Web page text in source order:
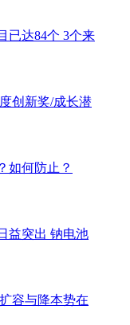
已达84个 3个来
创新奖/成长潜
如何防止？
益突出 钠电池
容与降本势在